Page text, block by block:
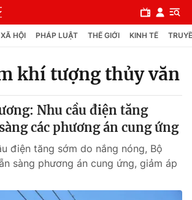
XÃ HỘI PHÁP LUẬT THẾ GIỚI KINH TẾ
khí tượng thủy văn
Nhu cầu điện tăng
các phương án cung ứng
điện tăng sớm do nắng nóng, Bộ
sàng phương án cung ứng, giảm áp